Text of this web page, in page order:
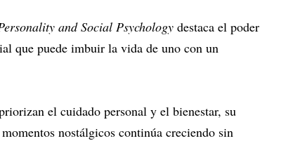
and Social Psychology destaca el poder
que puede imbuir la vida de uno con un
el cuidado personal y el bienestar, su
nostálgicos continúa creciendo sin